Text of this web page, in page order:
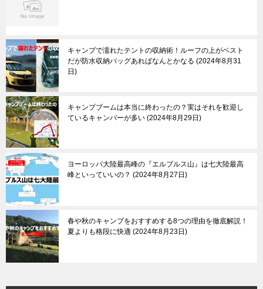
キャンプで濡れたテントの収納術！ルーフの上がベスト
だが防水収納バッグあればなんとかなる 2024年8月31
日
キャンプブームは本当に終わったの？実はそれを歓迎し
ているキャンパーが多い 2024年8月29日
ヨーロッパ大陸最高峰の『エルブルス山』は七大陸最高
峰といっていいの？
2024年8月27日
春や秋のキャンプをおすすめする8つの理由を徹底解説！
夏よりも格段に快適 2024年8月23日